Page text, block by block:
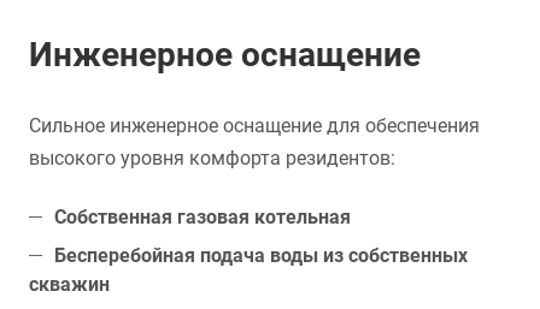
Инженерное оснащение
Сильное инженерное оснащение для обеспечения
высокого уровня комфорта резидентов:
Собственная газовая котельная
Бесперебойная подача воды из собственных
скважин